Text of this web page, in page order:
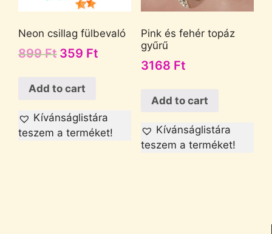
Neon csillag fülbevaló
899Ft 359 Ft
Add to cart
Kívánságlistára
teszem a terméket!
Pink és fehér topáz
gyűrű
3168 Ft
Add to cart
Kívánságlistára
teszem a terméket!